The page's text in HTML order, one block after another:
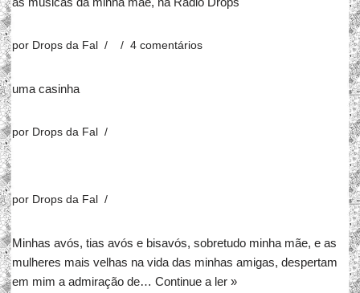
por Drops da Fal 4 comentários
uma casinha
por Drops da Fal
por Drops da Fal
Minhas avós, tias avós e bisavós, sobretudo minha mãe, e as
mulheres mais velhas na vida das minhas amigas, despertam
em mim a admiração de… Continue a ler »